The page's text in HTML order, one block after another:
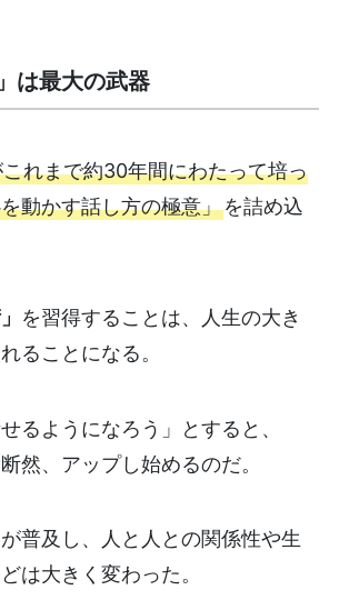
は最大の武器
れまで約30年間にわたって培っ
動かす話し方の極意」を詰め込
を習得することは、人生の大き
ることになる。
るようになろう」とすると、
然、アップし始めるのだ。
普及し、人と人との関係性や生
は大きく変わった。